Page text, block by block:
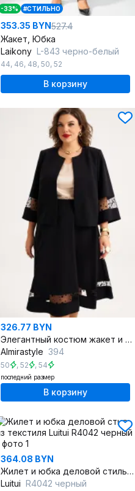
-33% #СТИЛЬНО
353.35 BYN527.4
Жакет, Юбка
Laikony L-843 черно-белый
44, 46, 48, 50, 52
В корзину
326.77 BYN
Элегантный костюм жакет и юбка со вставками из сетки
Almirastyle 394
50 , 52 , 54
последний размер
В корзину
364.08 BYN
Жилет и юбка деловой стиль из текстиля
Luitui R4042 черный